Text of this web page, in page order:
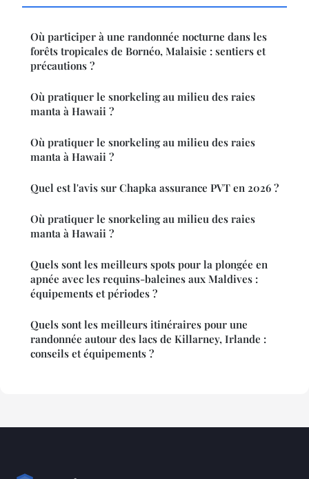
Où participer à une randonnée nocturne dans les
forêts tropicales de Bornéo, Malaisie : sentiers et
précautions ?
Où pratiquer le snorkeling au milieu des raies
manta à Hawaii ?
Où pratiquer le snorkeling au milieu des raies
manta à Hawaii ?
Quel est l'avis sur Chapka assurance PVT en 2026 ?
Où pratiquer le snorkeling au milieu des raies
manta à Hawaii ?
Quels sont les meilleurs spots pour la plongée en
apnée avec les requins-baleines aux Maldives :
équipements et périodes ?
Quels sont les meilleurs itinéraires pour une
randonnée autour des lacs de Killarney, Irlande :
conseils et équipements ?